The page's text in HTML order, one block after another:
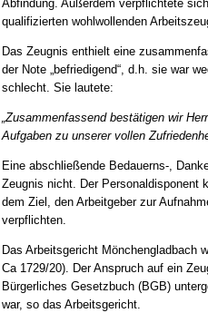
Abfindung. Außerdem verpflichtete
qualifizierten wohlwollenden
Das Zeugnis enthielt eine
der Note „befriedigend“, d.h. sie war
schlecht. Sie lautete:
„Zusammenfassend bestätigen wir
Aufgaben zu unserer vollen
Eine abschließende Bedauerns-,
Zeugnis nicht. Der Personaldisponent
dem Ziel, den Arbeitgeber zur
verpflichten.
Das Arbeitsgericht Mönchengladbach
Ca 1729/20). Der Anspruch auf ein
Bürgerliches Gesetzbuch (BGB)
war, so das Arbeitsgericht.